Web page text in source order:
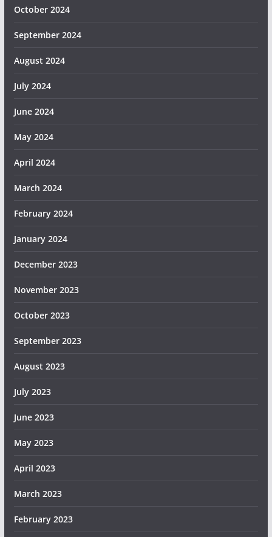
October 2024
September 2024
August 2024
July 2024
June 2024
May 2024
April 2024
March 2024
February 2024
January 2024
December 2023
November 2023
October 2023
September 2023
August 2023
July 2023
June 2023
May 2023
April 2023
March 2023
February 2023